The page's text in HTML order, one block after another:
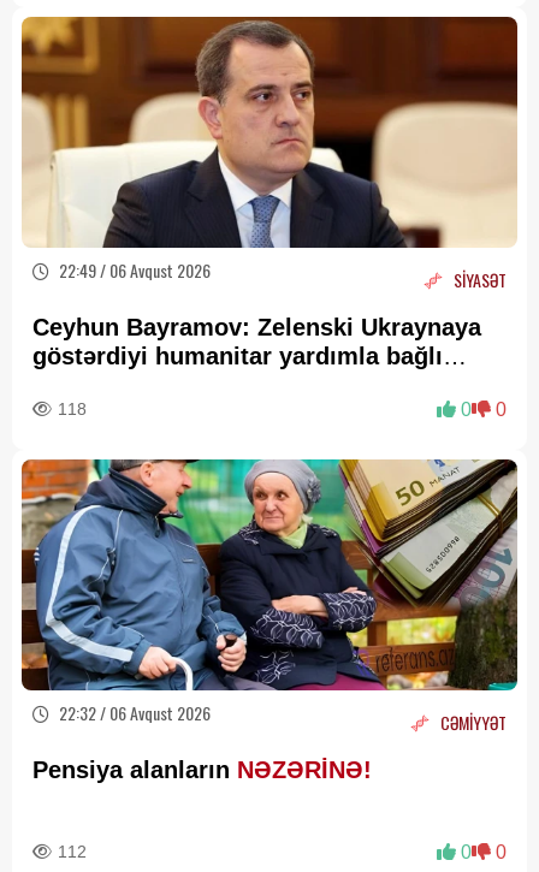
22:49 / 06 Avqust 2026 SİYASƏT
Ceyhun Bayramov: Zelenski Ukraynaya
göstərdiyi humanitar yardımla bağlı
118 0 0
22:32 / 06 Avqust 2026 CƏMİYYƏT
Pensiya alanların NƏZƏRİNƏ!
112 0 0